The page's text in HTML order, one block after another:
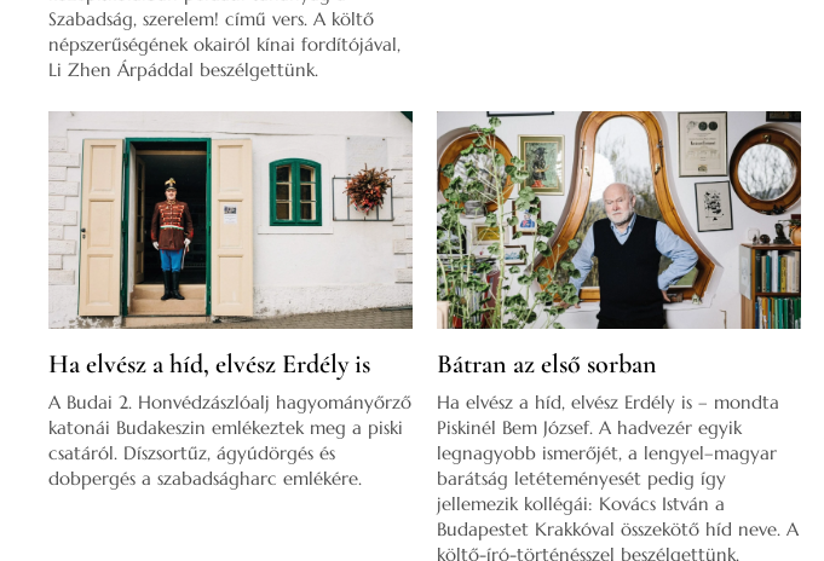
Szabadság, szerelem! című vers. A költő
népszerűségének okairól kínai fordítójával,
Li Zhen Árpáddal beszélgettünk.
Ha elvész a híd, elvész Erdély is
A Budai 2. Honvédzászlóalj hagyományőrző
katonái Budakeszin emlékeztek meg a piski
csatáról. Díszsortűz, ágyúdörgés és
dobpergés a szabadságharc emlékére.
Bátran az első sorban
Ha elvész a híd, elvész Erdély is – mondta
Piskinél Bem József. A hadvezér egyik
legnagyobb ismerőjét, a lengyel–magyar
barátság letéteményesét pedig így
jellemezik kollégái: Kovács István a
Budapestet Krakkóval összekötő híd neve. A
költő-író-történésszel beszélgettünk.